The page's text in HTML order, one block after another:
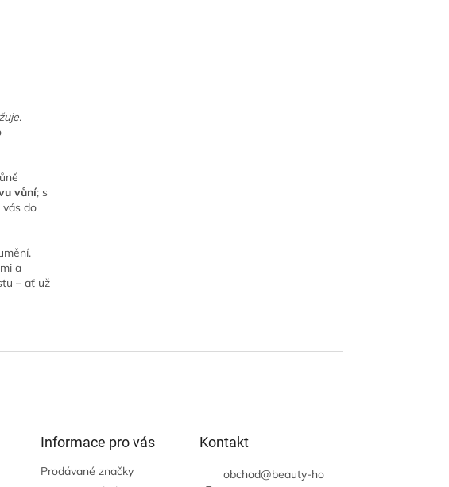
vůní; s
vás do
a
– ať už
Informace pro vás
Prodávané značky
Kontakt
obchod@beauty-ho